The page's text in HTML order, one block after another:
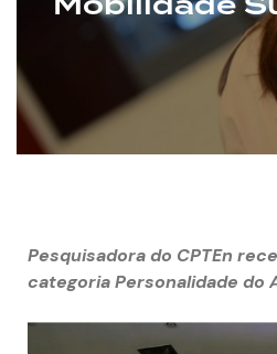
Pesquisadora do CPTEn
categoria Personalidade do